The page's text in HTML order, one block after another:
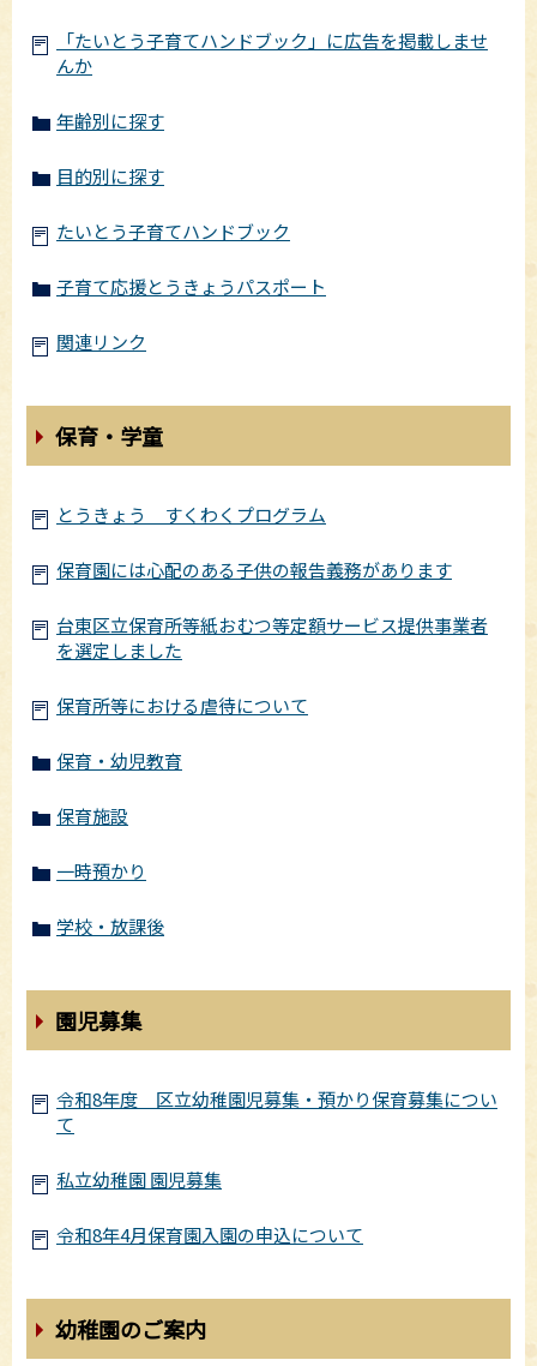
「たいとう子育てハンドブック」に広告を掲載しませ
んか
年齢別に探す
目的別に探す
たいとう子育てハンドブック
子育て応援とうきょうパスポート
関連リンク
保育・学童
とうきょう すくわくプログラム
保育園には心配のある子供の報告義務があります
台東区立保育所等紙おむつ等定額サービス提供事業者
を選定しました
保育所等における虐待について
保育・幼児教育
保育施設
一時預かり
学校・放課後
園児募集
令和8年度 区立幼稚園児募集・預かり保育募集につい
て
私立幼稚園 園児募集
令和8年4月保育園入園の申込について
幼稚園のご案内